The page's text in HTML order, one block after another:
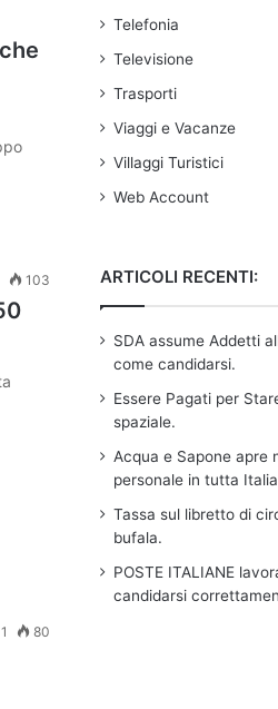
103
1 80
Telefonia
Televisione
Trasporti
Viaggi e Vacanze
Villaggi Turistici
Web Account
ARTICOLI RECENTI:
SDA assume Addetti
come candidarsi.
Essere Pagati per
spaziale.
Acqua e Sapone apre
personale in tutta
Tassa sul libretto di
bufala.
POSTE ITALIANE
candidarsi